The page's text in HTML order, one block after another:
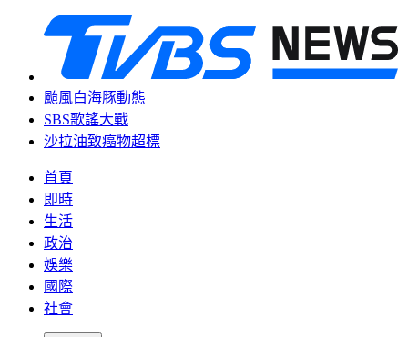
颱風白海豚動態
SBS歌謠大戰
沙拉油致癌物超標
首頁
即時
生活
政治
娛樂
國際
社會